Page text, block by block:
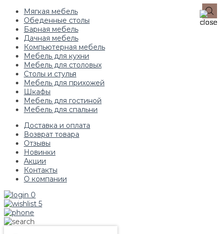
Мягкая мебель
Обеденные столы
Барная мебель
Дачная мебель
Компьютерная мебель
Мебель для кухни
Мебель для столовых
Столы и стулья
Мебель для прихожей
Шкафы
Мебель для гостиной
Мебель для спальни
Доставка и оплата
Возврат товара
Отзывы
Новинки
Акции
Контакты
О компании
0
5